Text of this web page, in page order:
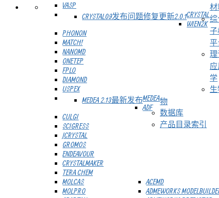
材
VASP
CRYSTAL
CRYSTAL09发布问题修复更新2.0.1
WIEN2K
PHONON
MATCH!
NANOMD
ONETEP
FPLO
DIAMOND
USPEX
综
子
平
MEDEA
MEDEA 2.13最新发布
ADF
CULGI
SCIGRESS
JCRYSTAL
GROMOS
ENDEAVOUR
CRYSTALMAKER
TERA CHEM
理
学
MOLCAS
MOLPRO
物
ACEMD
ADMEWORKS
数据库
产品目录索引